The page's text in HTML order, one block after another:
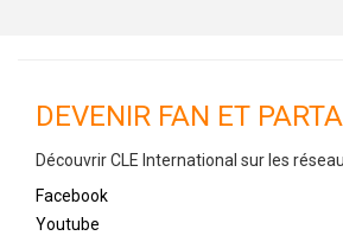
DEVENIR FAN ET
Découvrir CLE International sur les
Facebook
Youtube